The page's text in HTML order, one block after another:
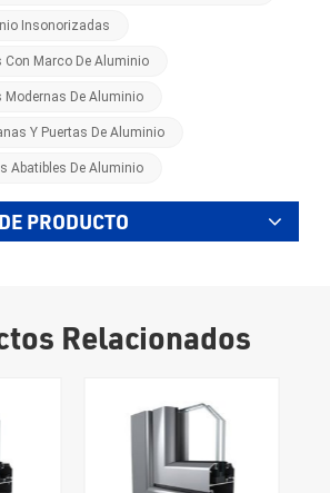
Insonorizadas
Con Marco De Aluminio
Modernas De Aluminio
Y Puertas De Aluminio
Abatibles De Aluminio
PRODUCTO
Relacionados